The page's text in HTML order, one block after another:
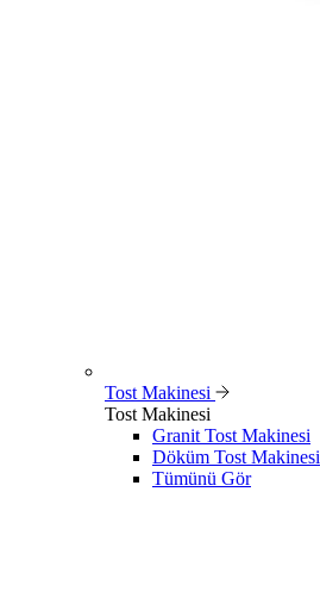
Tost Makinesi
Tost Makinesi
Granit Tost Makinesi
Döküm Tost Makinesi
Tümünü Gör